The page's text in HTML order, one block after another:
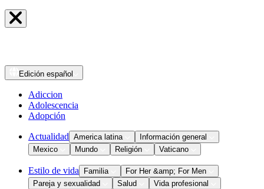
Edición español
Adiccion
Adolescencia
Adopción
Actualidad America latina
Información general
Mexico
Mundo Religión Vaticano
Estilo de vida Familia
For Her &amp; For Men
Pareja y sexualidad
Salud Vida profesional